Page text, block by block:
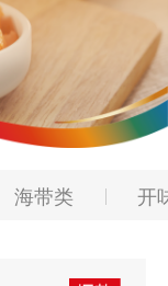
海带类 开